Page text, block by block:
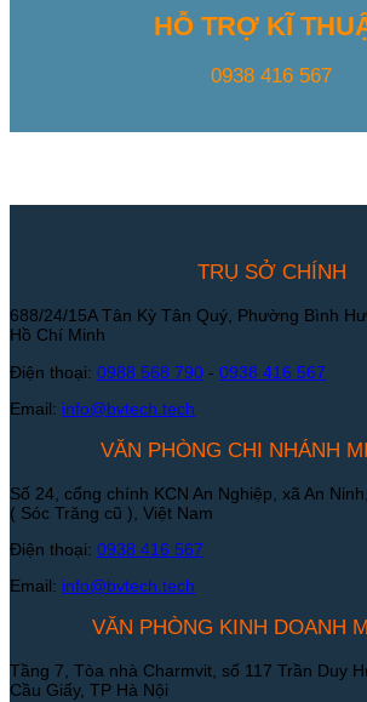
HỖ TRỢ KĨ
0938 416 567
TRỤ SỞ CHÍNH
688/24/15A Tân Kỳ Tân Quý, Phường Bình
Hồ Chí Minh
Điện thoại: 0988 568 790 - 0938 416 567
Email: info@bvtech.tech
VĂN PHÒNG CHI NHÁNH
Số 24, cổng chính KCN An Nghiệp, xã An
( Sóc Trăng cũ ), Việt Nam
Điện thoại: 0938 416 567
Email: info@bvtech.tech
VĂN PHÒNG KINH DOANH
Tầng 7, Tòa nhà Charmvit, số 117 Trần Duy
Cầu Giấy, TP Hà Nội